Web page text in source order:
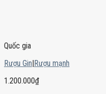
Quốc gia
Rượu Gin|Rượu mạnh
1.200.000₫